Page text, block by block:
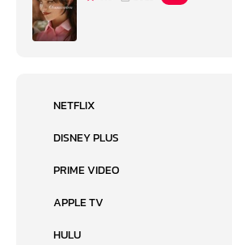
NETFLIX
DISNEY PLUS
PRIME VIDEO
APPLE TV
HULU